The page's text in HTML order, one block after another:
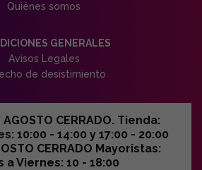
Quiénes somos
GENERALES
Avisos Legales
de desistimiento
AGOSTO CERRADO. Tienda:
10:00 - 14:00 y 17:00 - 20:00
CERRADO Mayoristas:
a Viernes: 10 - 18:00